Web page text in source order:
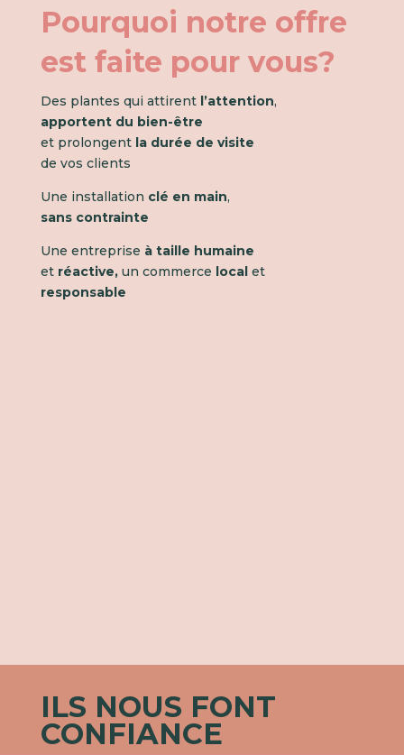
Pourquoi notre offre
est faite pour vous?
Des plantes qui attirent l’attention,
apportent du bien-être
et prolongent la durée de visite
de vos clients
Une installation clé en main,
sans contrainte
Une entreprise à taille humaine
et réactive,un commerce localet
responsable
ILS NOUS FONT
CONFIANCE